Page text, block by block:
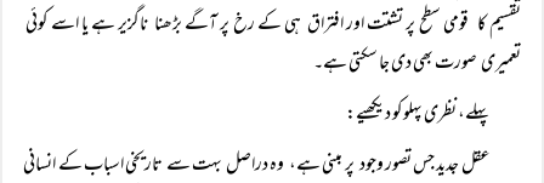
تقسیم کا قومی سطح پر تشتت اور افتراق ہی کے رخ پر آگے بڑھنا ناگزیر ہے یا اسے کوئی
تعمیری صورت بھی دی جا سکتی ہے۔
پہلے، نظری پہلو کو دیکھیے:
عقل جدید جس تصور وجود پر مبنی ہے، وہ دراصل بہت سے تاریخی اسباب کے انسانی